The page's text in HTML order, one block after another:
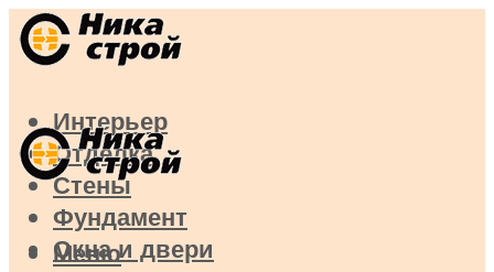
Интерьер
Отделка
Стены
Фундамент
Окна и двери
Меню